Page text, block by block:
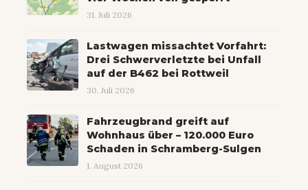
31. Juli 2026
Lastwagen missachtet Vorfahrt:
Drei Schwerverletzte bei Unfall
auf der B462 bei Rottweil
30. Juli 2026
Fahrzeugbrand greift auf
Wohnhaus über – 120.000 Euro
Schaden in Schramberg-Sulgen
1. August 2026